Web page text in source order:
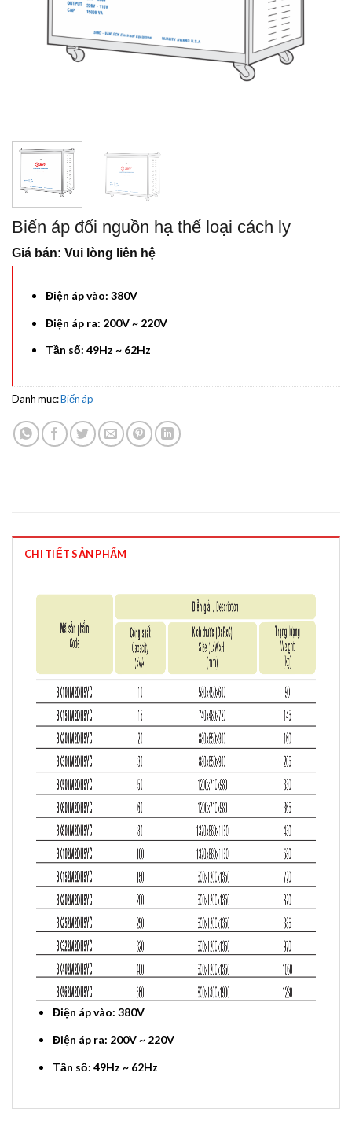
Biến áp đổi nguồn hạ thế loại cách ly
Giá bán: Vui lòng liên hệ
Điện áp vào: 380V
Điện áp ra: 200V ~ 220V
Tần số: 49Hz ~ 62Hz
Danh mục:Biến áp
CHI TIẾT SẢN PHẨM
Điện áp vào: 380V
Điện áp ra: 200V ~ 220V
Tần số: 49Hz ~ 62Hz